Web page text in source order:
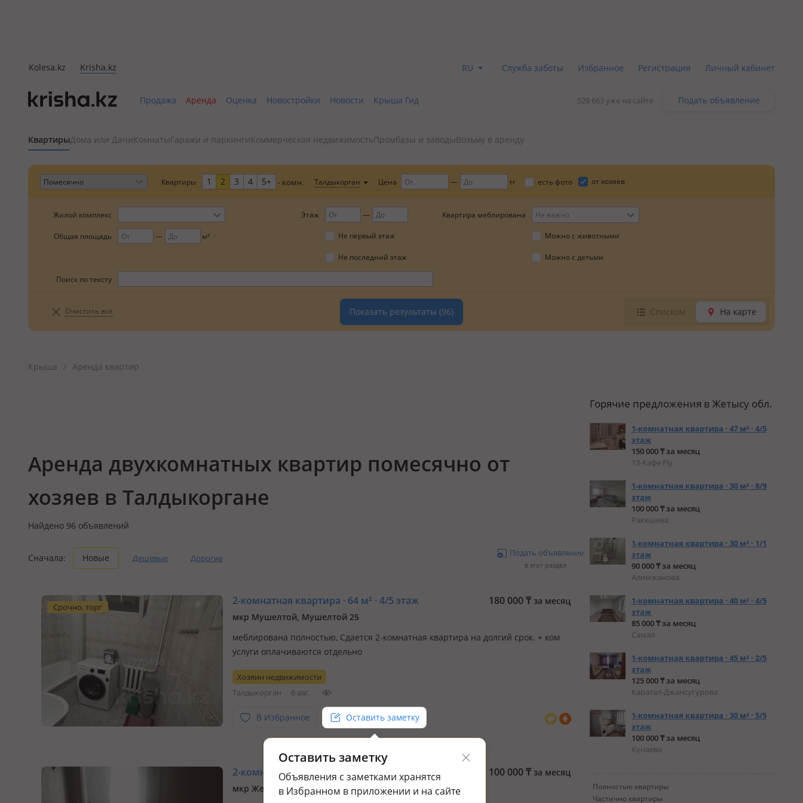
Kolesa.kz Krisha.kz RU Служба заботы Избранное Регистрация Личный кабинет
Продажа Аренда Оценка Новостройки Новости Крыша Гид 529 663 уже на сайте Подать объявление
КвартирыДома или ДачиКомнаты Гаражи и паркингиКоммерческая недвижимостьПромбазы и заводы Возьму в аренду
Квартиры 1 2 3 4 5+ - комн. Талдыкорган Цена тг есть фото от хозяев
Жилой комплекс Этаж Квартира меблирована Не важно
Общая площадь м² Не первый этаж Можно с животными
Можно с детьми
Не последний этаж
Поиск по тексту
Очистить всё Показать результаты (96) Списком На карте
Крыша / Аренда квартир
Аренда двухкомнатных квартир помесячно от
хозяев в Талдыкоргане
Найдено 96 объявлений
Сначала: Новые Дешевые Дорогие Подать объявление
в этот раздел
Срочно, торг 2-комнатная квартира · 64 м² · 4/5 этаж 180 000₸ за месяц
мкр Мушелтой, Мушелтой 25
меблирована полностью, Сдается 2-комнатная квартира на долгий срок. + ком
услуги оплачиваются отдельно
Хозяин недвижимости
Талдыкорган
6 авг.
В Избранное Оставить заметку
Оставить заметку
Объявления с заметками хранятся
в Избранном в приложении и на сайте
2-комнатная квартира · 42 м² · 3/4 этаж 100 000₸ за месяц
мкр Жетысу, 2 микрорайон — Кольцо Уштобе
Горячие предложения в Жетысу обл.
1-комнатная квартира · 47 м² · 4/5
этаж
150 000 ₸ за месяц
13-Кафе Fly
1-комнатная квартира · 30 м² · 8/9
этаж
100 000 ₸ за месяц
Ракешева
1-комнатная квартира · 30 м² · 1/1
этаж
90 000 ₸ за месяц
Алимжанова
1-комнатная квартира · 40 м² · 4/5
этаж
85 000 ₸ за месяц
Самал
1-комнатная квартира · 45 м² · 2/5
этаж
125 000 ₸ за месяц
Каратал-Джансугурова
1-комнатная квартира · 30 м² · 5/5
этаж
100 000 ₸ за месяц
Күнаева
Полностью квартиры
Частично квартиры